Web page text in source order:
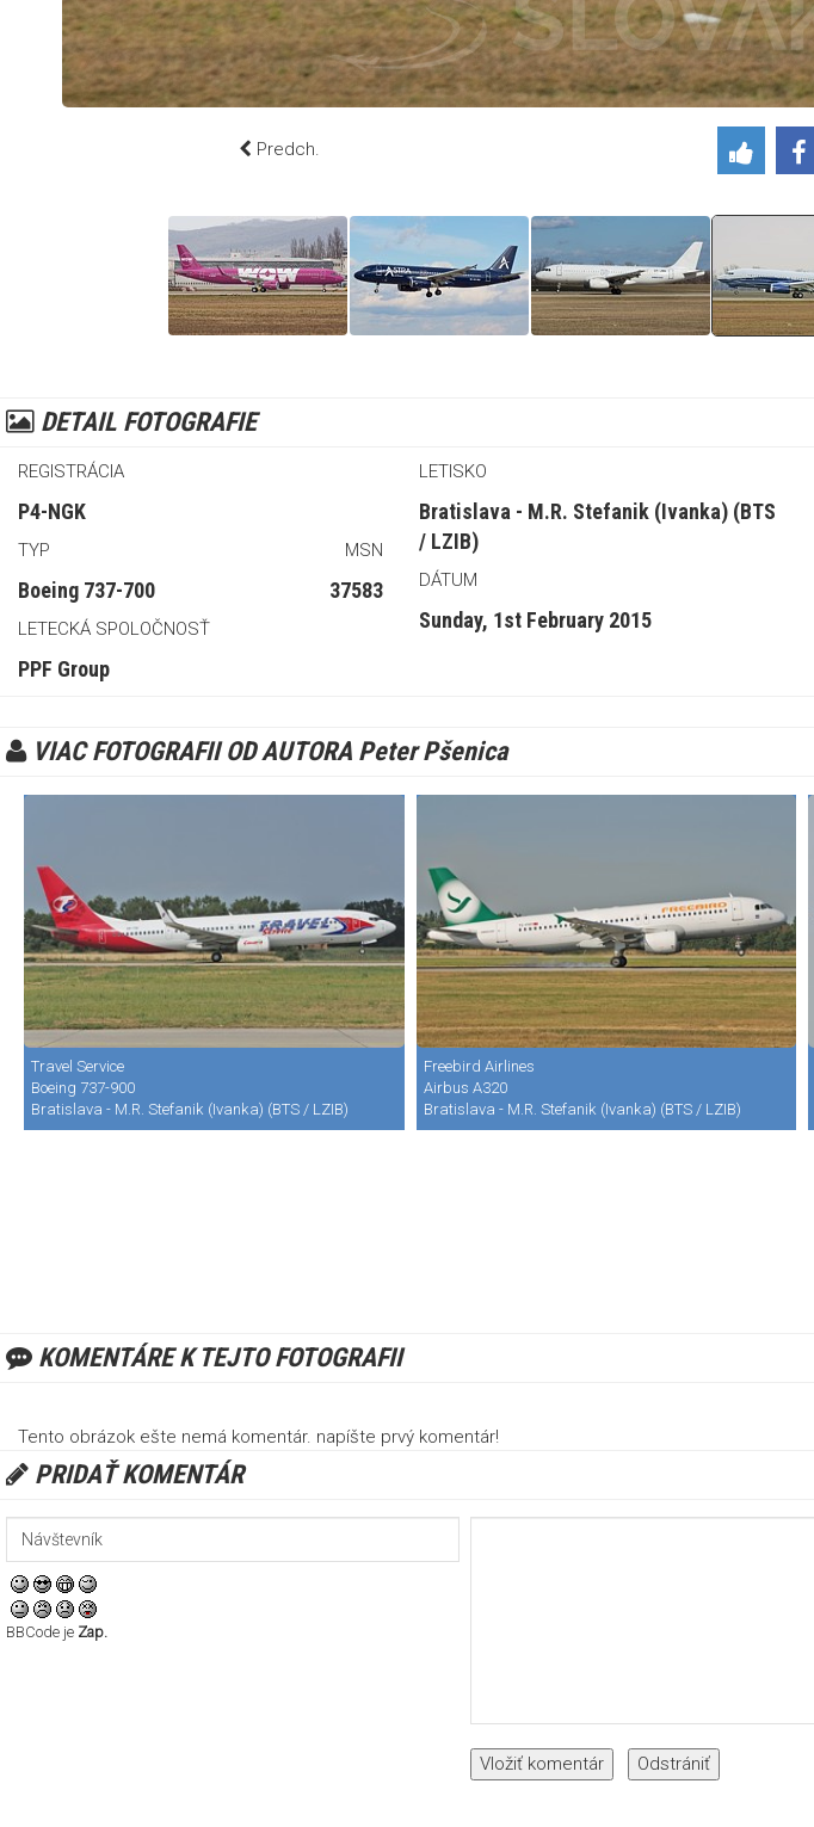
Predch.
DETAIL FOTOGRAFIE
REGISTRÁCIA
P4-NGK
TYP MSN
Boeing 737-700 37583
LETECKÁ SPOLOČNOSŤ
PPF Group
LETISKO
Bratislava - M.R. Stefanik (Ivanka) (BTS
/ LZIB)
DÁTUM
Sunday, 1st February 2015
VIAC FOTOGRAFII OD AUTORA Peter Pšenica
Travel Service
Boeing 737-900
Bratislava - M.R. Stefanik (Ivanka) (BTS / LZIB)
Freebird Airlines
Airbus A320
Bratislava - M.R. Stefanik (Ivanka) (BTS / LZIB)
KOMENTÁRE K TEJTO FOTOGRAFII
Tento obrázok ešte nemá komentár. napíšte prvý komentár!
PRIDAŤ KOMENTÁR
BBCode je Zap.